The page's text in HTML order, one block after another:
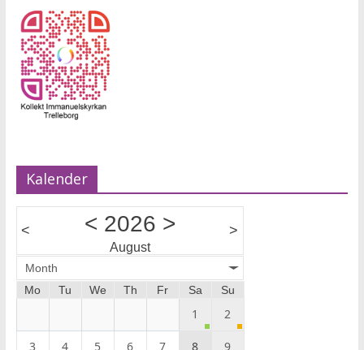
Kalender
< < 2026 >
August
>
Month
Mo
Tu We Th Fr Sa Su
1 2
3 4 5 6 7 8 9